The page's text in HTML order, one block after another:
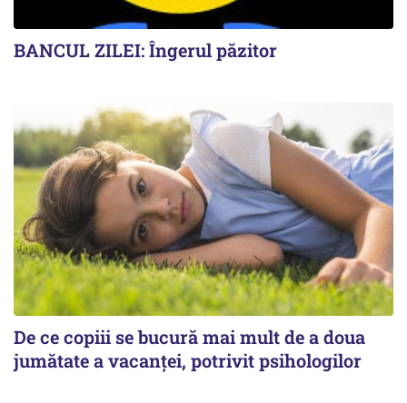
BANCUL ZILEI: Îngerul păzitor
De ce copiii se bucură mai mult de a doua
jumătate a vacanței, potrivit psihologilor